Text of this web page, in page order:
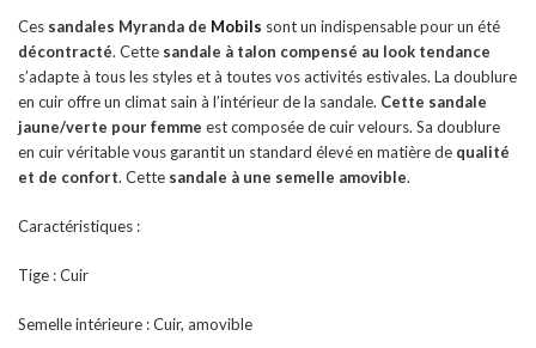
Ces sandales Myranda de Mobils sont un indispensable pour un été
décontracté. Cette sandale à talon compensé au look tendance
s’adapte à tous les styles et à toutes vos activités estivales. La doublure
en cuir offre un climat sain à l’intérieur de la sandale. Cette sandale
jaune/verte pour femme est composée de cuir velours. Sa doublure
en cuir véritable vous garantit un standard élevé en matière de qualité
et de confort. Cette sandale à une semelle amovible.
Caractéristiques :
Tige : Cuir
Semelle intérieure : Cuir, amovible